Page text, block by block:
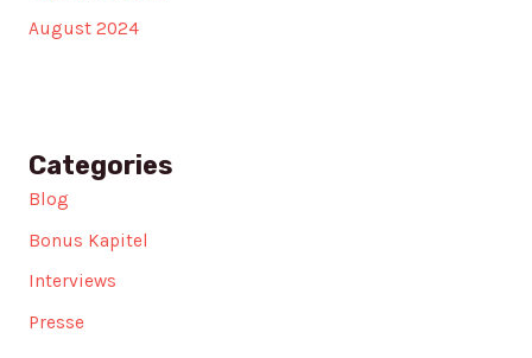
August 2024
Categories
Blog
Bonus Kapitel
Interviews
Presse